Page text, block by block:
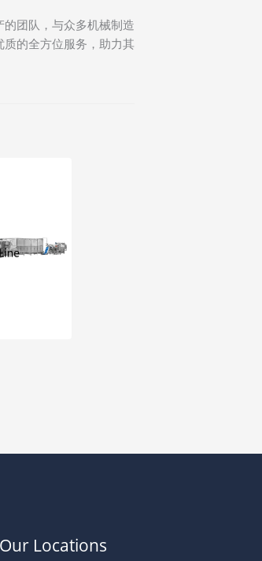
团队，与众多机械制造
的全方位服务，助力其
Our Locations